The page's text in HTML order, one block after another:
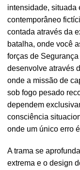
intensidade, situada
contemporâneo
contada através da
batalha, onde você
forças de
desenvolve através
onde a missão de
sob fogo pesado
dependem
consciência
onde um único erro
A trama se
extrema e o design